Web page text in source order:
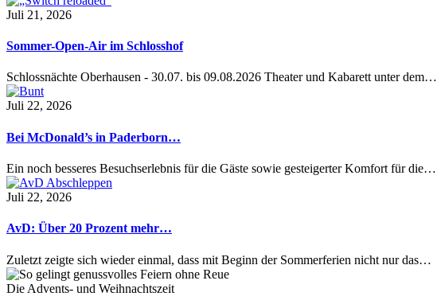
Juli 21, 2026
Sommer-Open-Air im Schlosshof
Schlossnächte Oberhausen - 30.07. bis 09.08.2026 Theater und Kabarett unter dem…
Juli 22, 2026
Bei McDonald’s in Paderborn…
Ein noch besseres Besuchserlebnis für die Gäste sowie gesteigerter Komfort für die…
Juli 22, 2026
AvD: Über 20 Prozent mehr…
Zuletzt zeigte sich wieder einmal, dass mit Beginn der Sommerferien nicht nur das…
Die Advents- und Weihnachtszeit